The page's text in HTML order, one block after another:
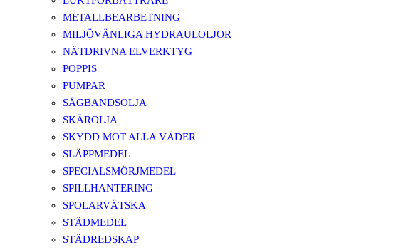
METALLBEARBETNING
MILJÖVÄNLIGA HYDRAULOLJOR
NÄTDRIVNA ELVERKTYG
POPPIS
PUMPAR
SÅGBANDSOLJA
SKÄROLJA
SKYDD MOT ALLA VÄDER
SLÄPPMEDEL
SPECIALSMÖRJMEDEL
SPILLHANTERING
SPOLARVÄTSKA
STÄDMEDEL
STÄDREDSKAP